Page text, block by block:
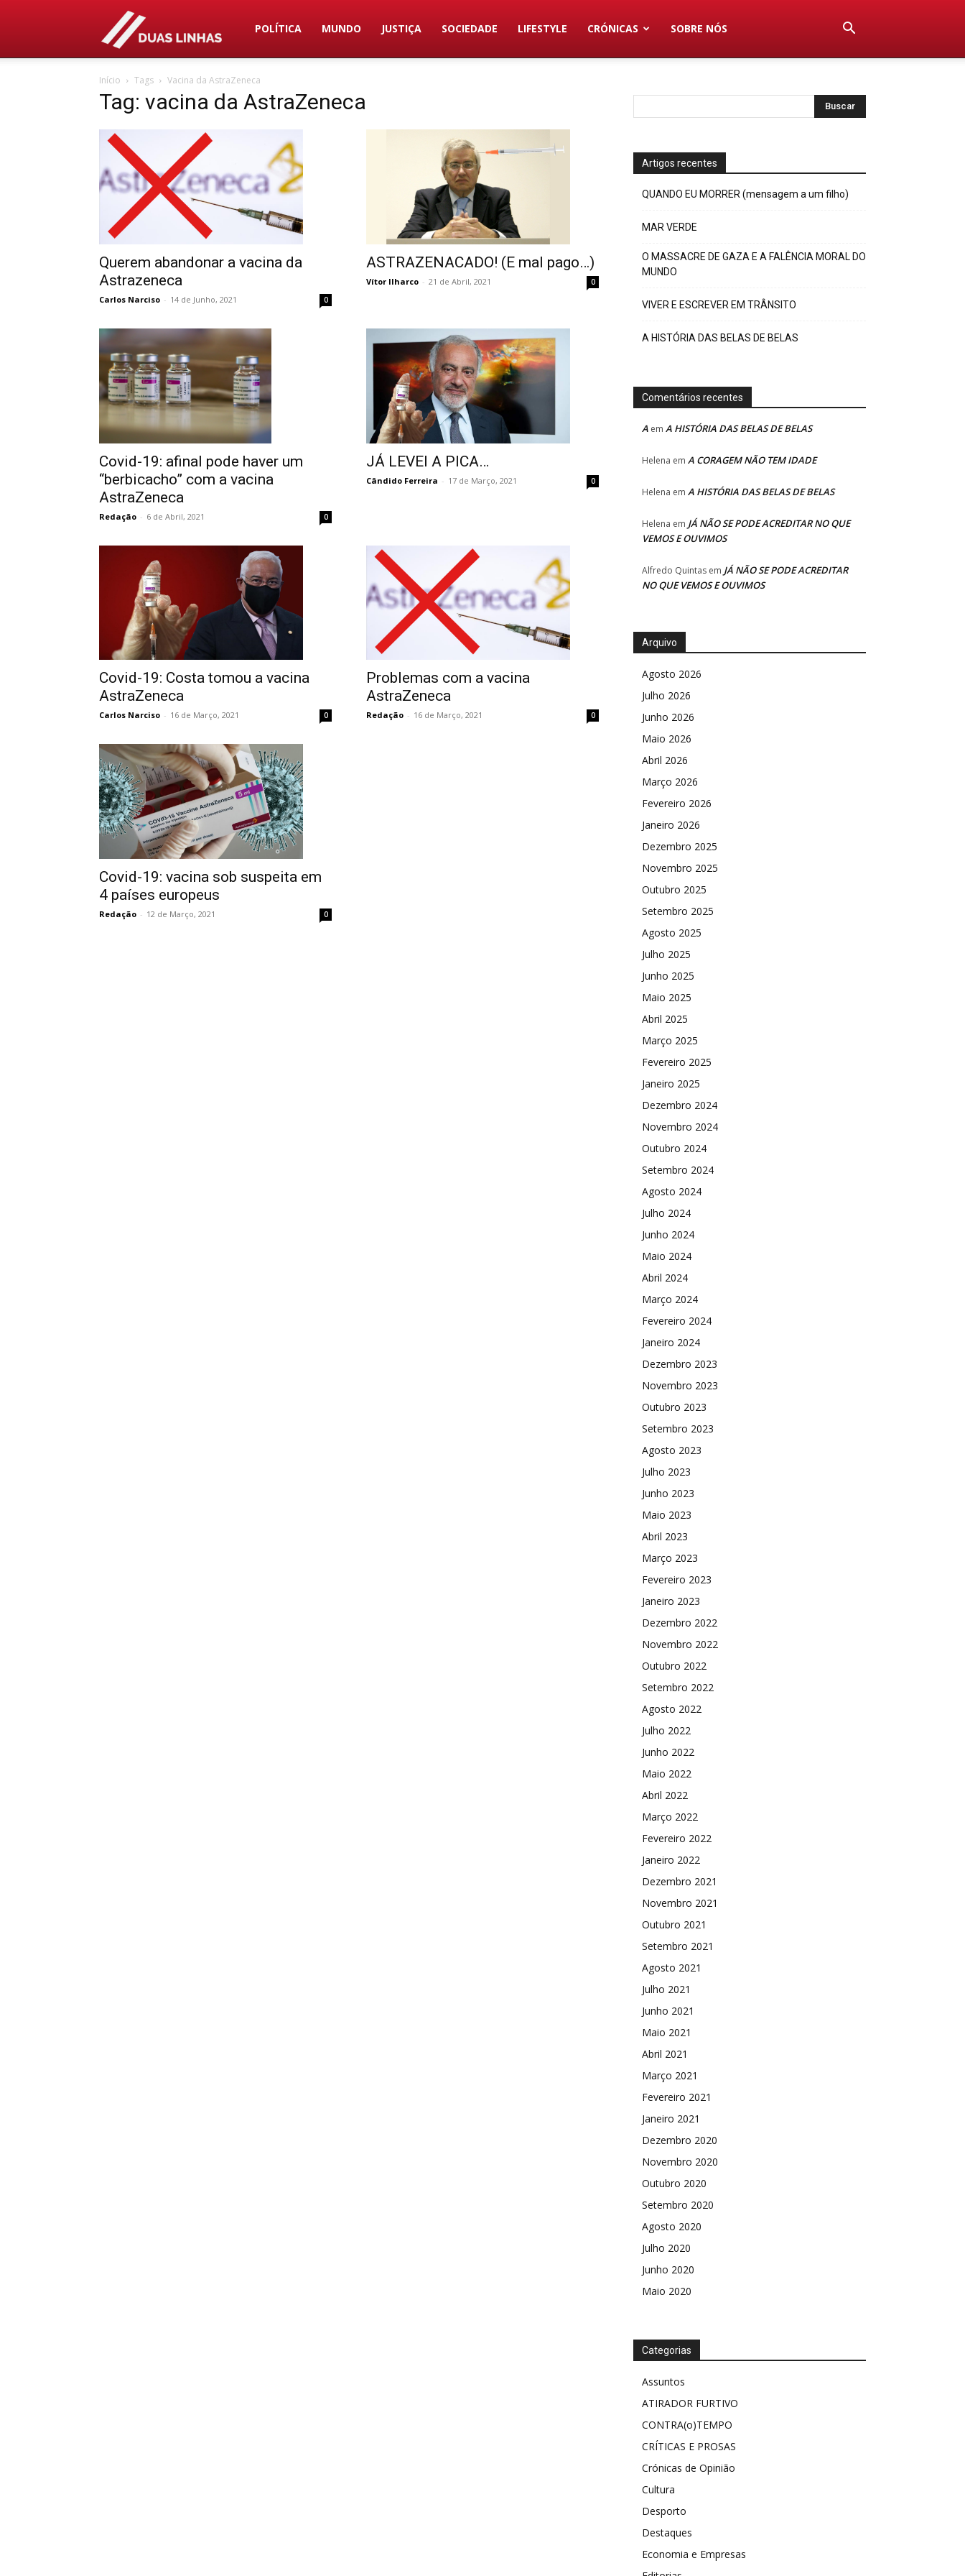
Duas
Linhas
POLÍTICA MUNDO JUSTIÇA SOCIEDADE LIFESTYLE CRÓNICAS SOBRE NÓS
Início Tags Vacina da AstraZeneca
Tag: vacina da AstraZeneca
Querem abandonar a vacina da
Astrazeneca
Carlos Narciso - 14 de Junho, 2021 0
ASTRAZENACADO! (E mal pago…)
Vítor Ilharco - 21 de Abril, 2021 0
Covid-19: afinal pode haver um
“berbicacho” com a vacina
AstraZeneca
Redação - 6 de Abril, 2021 0
JÁ LEVEI A PICA…
Cândido Ferreira - 17 de Março, 2021 0
Covid-19: Costa tomou a vacina
AstraZeneca
Carlos Narciso - 16 de Março, 2021 0
Problemas com a vacina
AstraZeneca
Redação - 16 de Março, 2021 0
Covid-19: vacina sob suspeita em
4 países europeus
Redação - 12 de Março, 2021 0
Artigos recentes
QUANDO EU MORRER (mensagem a um filho)
MAR VERDE
O MASSACRE DE GAZA E A FALÊNCIA MORAL DO
MUNDO
VIVER E ESCREVER EM TRÂNSITO
A HISTÓRIA DAS BELAS DE BELAS
Comentários recentes
A em A HISTÓRIA DAS BELAS DE BELAS
Helena em A CORAGEM NÃO TEM IDADE
Helena em A HISTÓRIA DAS BELAS DE BELAS
Helena em JÁ NÃO SE PODE ACREDITAR NO QUE
VEMOS E OUVIMOS
Alfredo Quintas em JÁ NÃO SE PODE ACREDITAR
NO QUE VEMOS E OUVIMOS
Arquivo
Agosto 2026
Julho 2026
Junho 2026
Maio 2026
Abril 2026
Março 2026
Fevereiro 2026
Janeiro 2026
Dezembro 2025
Novembro 2025
Outubro 2025
Setembro 2025
Agosto 2025
Julho 2025
Junho 2025
Maio 2025
Abril 2025
Março 2025
Fevereiro 2025
Janeiro 2025
Dezembro 2024
Novembro 2024
Outubro 2024
Setembro 2024
Agosto 2024
Julho 2024
Junho 2024
Maio 2024
Abril 2024
Março 2024
Fevereiro 2024
Janeiro 2024
Dezembro 2023
Novembro 2023
Outubro 2023
Setembro 2023
Agosto 2023
Julho 2023
Junho 2023
Maio 2023
Abril 2023
Março 2023
Fevereiro 2023
Janeiro 2023
Dezembro 2022
Novembro 2022
Outubro 2022
Setembro 2022
Agosto 2022
Julho 2022
Junho 2022
Maio 2022
Abril 2022
Março 2022
Fevereiro 2022
Janeiro 2022
Dezembro 2021
Novembro 2021
Outubro 2021
Setembro 2021
Agosto 2021
Julho 2021
Junho 2021
Maio 2021
Abril 2021
Março 2021
Fevereiro 2021
Janeiro 2021
Dezembro 2020
Novembro 2020
Outubro 2020
Setembro 2020
Agosto 2020
Julho 2020
Junho 2020
Maio 2020
Categorias
Assuntos
ATIRADOR FURTIVO
CONTRA(o)TEMPO
CRÍTICAS E PROSAS
Crónicas de Opinião
Cultura
Desporto
Destaques
Economia e Empresas